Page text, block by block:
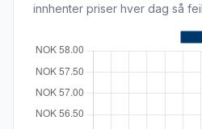
innhenter priser hver dag så